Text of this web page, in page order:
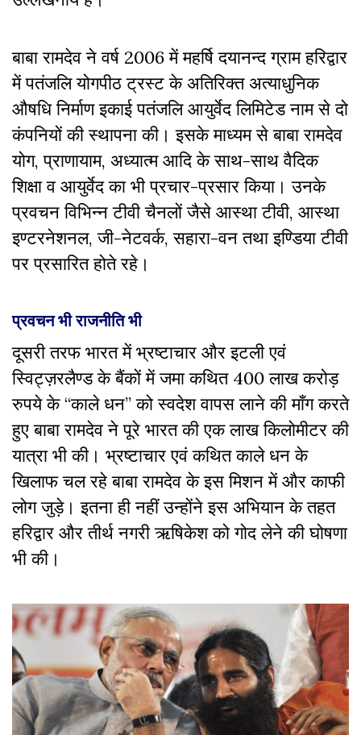
बाबा रामदेव ने वर्ष 2006 में महर्षि दयानन्द ग्राम हरिद्वार
में पतंजलि योगपीठ ट्रस्ट के अतिरिक्त अत्याधुनिक
औषधि निर्माण इकाई पतंजलि आयुर्वेद लिमिटेड नाम से दो
कंपनियों की स्थापना की। इसके माध्यम से बाबा रामदेव
योग, प्राणायाम, अध्यात्म आदि के साथ-साथ वैदिक
शिक्षा व आयुर्वेद का भी प्रचार-प्रसार किया। उनके
प्रवचन विभिन्न टीवी चैनलों जैसे आस्था टीवी, आस्था
इण्टरनेशनल, जी-नेटवर्क, सहारा-वन तथा इण्डिया टीवी
पर प्रसारित होते रहे।
प्रवचन भी राजनीति भी
दूसरी तरफ भारत में भ्रष्टाचार और इटली एवं
स्विट्ज़रलैण्ड के बैंकों में जमा कथित 400 लाख करोड़
रुपये के “काले धन” को स्वदेश वापस लाने की माँग करते
हुए बाबा रामदेव ने पूरे भारत की एक लाख किलोमीटर की
यात्रा भी की। भ्रष्टाचार एवं कथित काले धन के
खिलाफ चल रहे बाबा रामदेव के इस मिशन में और काफी
लोग जुड़े। इतना ही नहीं उन्होंने इस अभियान के तहत
हरिद्वार और तीर्थ नगरी ऋषिकेश को गोद लेने की घोषणा
भी की।